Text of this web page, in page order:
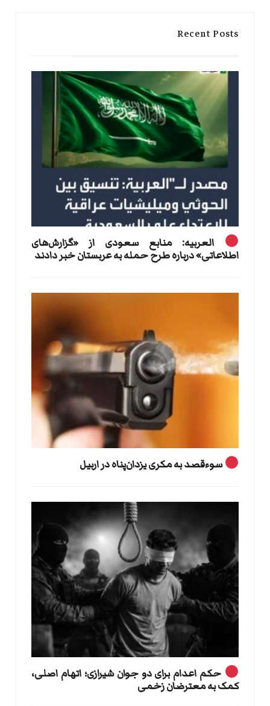
Recent Posts
العربیه: منابع سعودی از «گزارش‌های
اطلاعاتی» درباره طرح حمله به عربستان خبر دادند
سوءقصد به مکری یزدان‌پناه در اربیل
حکم اعدام برای دو جوان شیرازی؛ اتهام اصلی،
کمک به معترضان زخمی